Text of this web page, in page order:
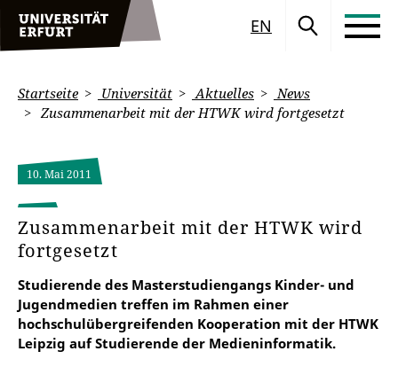
EN
Startseite Universität Aktuelles
News
Zusammenarbeit mit der HTWK wird fortgesetzt
10. Mai 2011
Zusammenarbeit mit der HTWK wird
fortgesetzt
Studierende des Masterstudiengangs Kinder- und
Jugendmedien treffen im Rahmen einer
hochschulübergreifenden Kooperation mit der HTWK
Leipzig auf Studierende der Medieninformatik.